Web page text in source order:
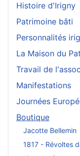
Histoire d'Irigny
Patrimoine bâti
Personnalités
La Maison du
Travail de
Manifestations
Journées
Boutique
Jacotte Bellemin
1817 - Révoltes